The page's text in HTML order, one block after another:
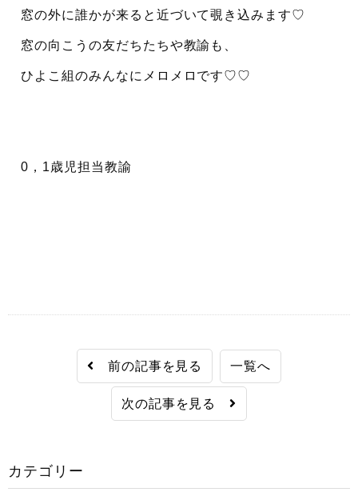
窓の外に誰かが来ると近づいて覗き込みます♡
窓の向こうの友だちたちや教諭も、
ひよこ組のみんなにメロメロです♡♡
0，1歳児担当教諭
前の記事を見る 一覧へ
次の記事を見る
カテゴリー